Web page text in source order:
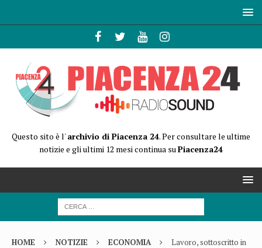
Questo sito è l'archivio di Piacenza 24. Per consultare le ultime
notizie e gli ultimi 12 mesi continua suPiacenza24
HOME NOTIZIE ECONOMIA
Lavoro, sottoscritto in